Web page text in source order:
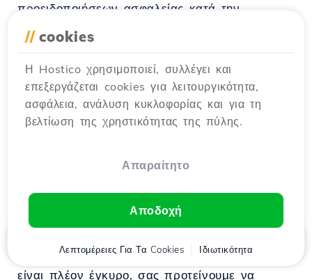
προειδοποιήσεων ασφαλείας κατά την
πρόσβαση στον ιστότοπο.
Συνιστώμενη λύση:
Αν το πακέτο είναι νέο, ελέγξτε ότι όλοι οι
σύνδεσμοι στη σελίδα οδηγούν στην έκδοση
σύστημα να δημιουργήσει αυτόματα το
εξάπλωση.
καιρό και το πιστοποιητικό έχει λήξει ή δεν
είναι πλέον έγκυρο, σας προτείνουμε να
// cookies
Η Hostico χρησιμοποιεί, συλλέγει και
επεξεργάζεται cookies για λειτουργικότητα,
ασφάλεια, ανάλυση κυκλοφορίας και για τη
βελτίωση της χρηστικότητας της πύλης.
Απαραίτητο
Αποδοχή
Λεπτομέρειες Για Τα Cookies Ιδιωτικότητα
Πελάτης Καλάθι Chat